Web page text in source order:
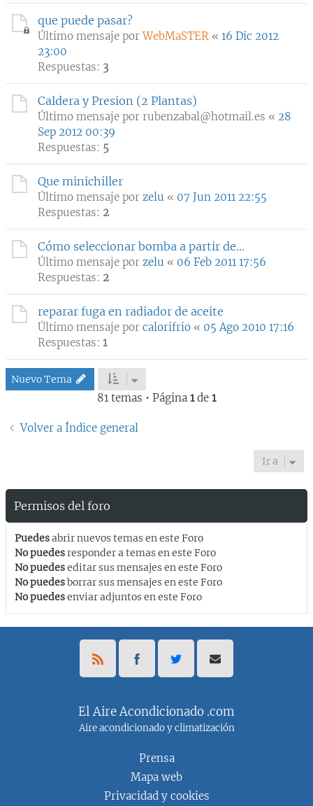
que puede pasar?
Último mensaje porWebMaSTER « 16 Dic 2012
23:00
Respuestas: 3
Caldera y Presion (2 Plantas)
Último mensaje por rubenzabal@hotmail.es « 28
Sep 2012 00:39
Respuestas: 5
Que minichiller
Último mensaje por zelu « 07 Jun 2011 22:55
Respuestas: 2
Cómo seleccionar bomba a partir de...
Último mensaje por zelu « 06 Feb 2011 17:56
Respuestas: 2
reparar fuga en radiador de aceite
Último mensaje por calorifrio « 05 Ago 2010 17:16
Respuestas: 1
Nuevo Tema
81 temas • Página 1de 1
Volver a Índice general
Ir a
Permisos del foro
Puedesabrir nuevos temas en este Foro
No puedesresponder a temas en este Foro
No puedeseditar sus mensajes en este Foro
No puedesborrar sus mensajes en este Foro
No puedesenviar adjuntos en este Foro
El Aire Acondicionado .com
Aire acondicionado y climatización
Prensa
Mapa web
Privacidad y cookies